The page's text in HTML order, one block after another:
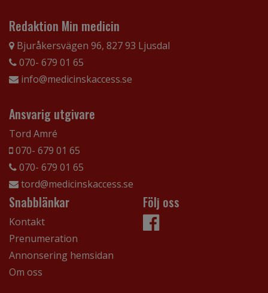
Redaktion Min medicin
Bjuråkersvägen 96, 827 93 Ljusdal
070- 679 01 65
info@medicinskaccess.se
Ansvarig utgivare
Tord Amré
070- 679 01 65
070- 679 01 65
tord@medicinskaccess.se
Snabblänkar
Kontakt
Prenumeration
Annonsering hemsidan
Om oss
Följ oss